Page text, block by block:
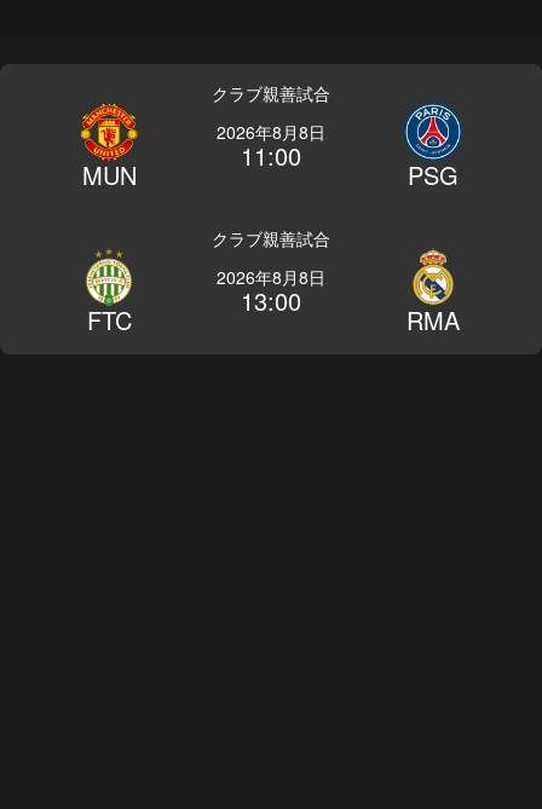
クラブ親善試合
MUN
2026年8月8日
11:00
PSG
クラブ親善試合
FTC
2026年8月8日
13:00
RMA